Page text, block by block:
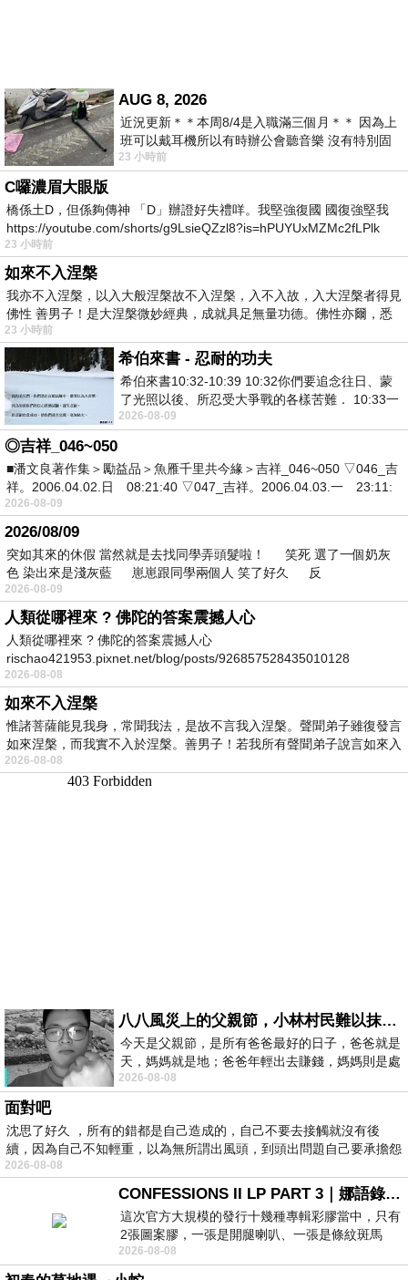
AUG 8, 2026
近況更新＊＊本周8/4是入職滿三個月＊＊ 因為上
班可以戴耳機所以有時辦公會聽音樂 沒有特別固
定哪天但就是一周某一天會固定聽'90
23 小時前
C囉濃眉大眼版
橋係土D，但係夠傳神 「D」辦證好失禮咩。我堅強復國 國復強堅我
https://youtube.com/shorts/g9LsieQZzl8?is=hPUYUxMZMc2fLPlk
23 小時前
如來不入涅槃
我亦不入涅槃，以入大般涅槃故不入涅槃，入不入故，入大涅槃者得見
佛性 善男子！是大涅槃微妙經典，成就具足無量功德。佛性亦爾，悉
23 小時前
希伯來書 - 忍耐的功夫
希伯來書10:32-10:39 10:32你們要追念往日、蒙
了光照以後、所忍受大爭戰的各樣苦難． 10:33一
面被毀謗、遭患難、成了戲景、叫眾人
2026-08-09
◎吉祥_046~050
■潘文良著作集＞勵益品＞魚雁千里共今緣＞吉祥_046~050 ▽046_吉
祥。2006.04.02.日 08:21:40 ▽047_吉祥。2006.04.03.一 23:11:
2026-08-09
2026/08/09
突如其來的休假 當然就是去找同學弄頭髮啦！ 笑死 選了一個奶灰
色 染出來是淺灰藍 崽崽跟同學兩個人 笑了好久 反
2026-08-09
人類從哪裡來 ? 佛陀的答案震撼人心
人類從哪裡來 ? 佛陀的答案震撼人心
rischao421953.pixnet.net/blog/posts/926857528435010128
2026-08-08
如來不入涅槃
惟諸菩薩能見我身，常聞我法，是故不言我入涅槃。聲聞弟子雖復發言
如來涅槃，而我實不入於涅槃。善男子！若我所有聲聞弟子說言如來入
2026-08-08
八八風災上的父親節，小林村民難以抹滅的痛
今天是父親節，是所有爸爸最好的日子，爸爸就是
天，媽媽就是地；爸爸年輕出去賺錢，媽媽則是處
理家務，職業不分高低貴賤，只有人品才
2026-08-08
面對吧
沈思了好久 ，所有的錯都是自己造成的，自己不要去接觸就沒有後
續，因為自己不知輕重，以為無所謂出風頭，到頭出問題自己要承擔怨
不
2026-08-08
CONFESSIONS II LP PART 3｜娜語錄II LP PART 3
這次官方大規模的發行十幾種專輯彩膠當中，只有
2張圖案膠，一張是開腿喇叭、一張是條紋斑馬
版；目前官網上只剩澳洲商店AU STORE
2026-08-08